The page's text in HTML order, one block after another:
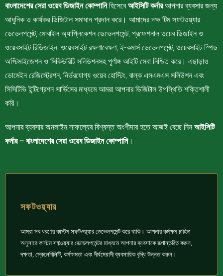
বাংলাদেশের সেরা ওয়েব ডিজাইন কোম্পানিহিসেবেআইসিটি কর্নারআপনার ব্যবসার জন্য
আধুনিক ও কার্যকর ডিজিটাল সমাধান প্রদান করে। আমাদের দক্ষ টিম সফটওয়্যার
ডেভেলপমেন্ট, মোবাইল অ্যাপ্লিকেশন ডেভেলপমেন্ট, প্রফেশনাল ওয়েব ডিজাইন ও
ওয়েবসাইট রিডিজাইন, ওয়েবসাইট রক্ষণাবেক্ষণ, ই-কমার্স ডেভেলপমেন্ট, ওয়েবসাইট স্পিড
অপ্টিমাইজেশন ও সিকিউরিটি সলিউশনসহ পূর্ণাঙ্গ আইটি সেবা নিশ্চিত করে। এছাড়াও
ডোমেইন রেজিস্ট্রেশন, নির্ভরযোগ্য ওয়েব হোস্টিং, বাল্ক এসএমএস সলিউশন এবং
সিসিটিভি ইন্টিগ্রেশন সার্ভিসের মাধ্যমে আমরা আপনার ডিজিটাল উপস্থিতি শক্তিশালী
করি।
আপনার ব্যবসার অনলাইন সাফল্যের বিশ্বস্ত অংশীদার হতে আজই বেছে নিনআইসিটি
কর্নার – বাংলাদেশের সেরা ওয়েব ডিজাইন কোম্পানি।
সফটওয়্যার
আমরা সব ধরণের কাস্টম সফটওয়্যার ডেভেলপমেন্ট করে থাকি। আপনার কর্মক্ষম চাহিদা
অনুসারে কাস্টম সফ্টওয়্যার ডেভেলপমেন্টর মাধ্যমে আপনার ব্যবসাকে রূপান্তরিত করুন,
দক্ষতা, স্কেলেবিলিটি, কর্মক্ষমতা এবং দীর্ঘমেয়াদী ব্যবসায়িক বৃদ্ধি উন্নত করুন।